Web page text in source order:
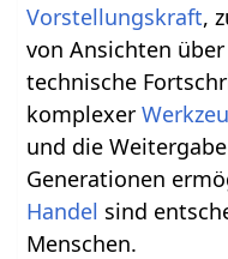
Vorstellungskraft,
von Ansichten
technische
komplexer
und die
Generationen
Handel sind
Menschen.